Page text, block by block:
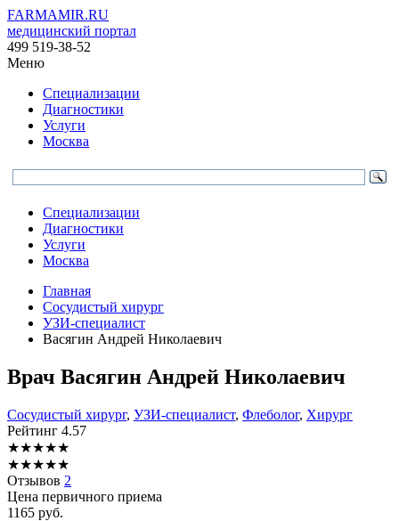
FARMAMIR.RU
медицинский портал
499 519-38-52
Меню
Специализации
Диагностики
Услуги
Москва
Специализации
Диагностики
Услуги
Москва
Главная
Сосудистый хирург
УЗИ-специалист
Васягин Андрей Николаевич
Врач Васягин Андрей Николаевич
Сосудистый хирург, УЗИ-специалист, Флеболог, Хирург
Рейтинг 4.57
★★★★★
★★★★★
Отзывов 2
Цена первичного приема
1165 руб.